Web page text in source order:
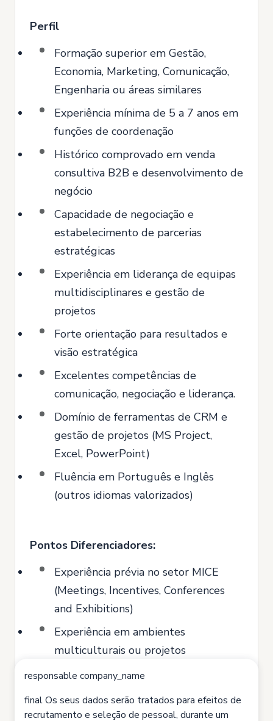
Perfil
Formação superior em Gestão,
Economia, Marketing, Comunicação,
Engenharia ou áreas similares
Experiência mínima de 5 a 7 anos em
funções de coordenação
Histórico comprovado em venda
consultiva B2B e desenvolvimento de
negócio
Capacidade de negociação e
estabelecimento de parcerias
estratégicas
Experiência em liderança de equipas
multidisciplinares e gestão de
projetos
Forte orientação para resultados e
visão estratégica
Excelentes competências de
comunicação, negociação e liderança.
Domínio de ferramentas de CRM e
gestão de projetos (MS Project,
Excel, PowerPoint)
Fluência em Português e Inglês
(outros idiomas valorizados)
Pontos Diferenciadores:
Experiência prévia no setor MICE
(Meetings, Incentives, Conferences
and Exhibitions)
Experiência em ambientes
multiculturais ou projetos
planeamento de eventos
responsable company_name
final Os seus dados serão tratados para efeitos de
recrutamento e seleção de pessoal, durante um